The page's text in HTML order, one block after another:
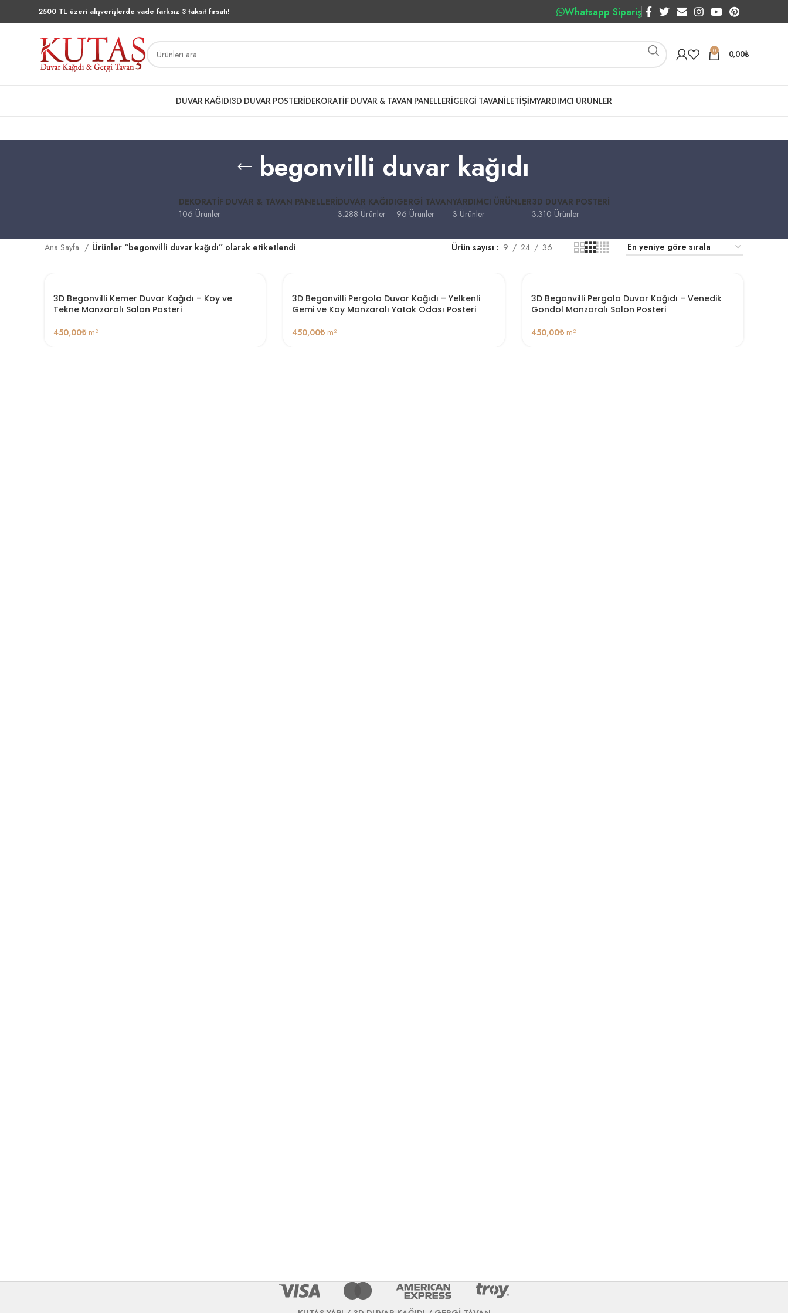
2500 TL üzeri alışverişlerde vade farksız 3 taksit fırsatı! Whatsapp Sipariş
0 0,00₺
DUVAR KAĞIDI3D DUVAR POSTERIDEKORATIF DUVAR & TAVAN PANELLERIGERGI TAVANİLETIŞIMYARDIMCI ÜRÜNLER
begonvilli duvar kağıdı
DEKORATIF DUVAR & TAVAN PANELLERI
106 Ürünler
DUVAR KAĞIDI
3.288 Ürünler
GERGI TAVAN
96 Ürünler
YARDIMCI ÜRÜNLER
3 Ürünler
3D DUVAR POSTERI
3.310 Ürünler
Ana Sayfa Ürünler “begonvilli duvar kağıdı” olarak etiketlendi Ürün sayısı 9 24 36
3D Begonvilli Kemer Duvar Kağıdı – Koy ve
Tekne Manzaralı Salon Posteri
450,00₺ m²
3D Begonvilli Pergola Duvar Kağıdı – Yelkenli
Gemi ve Koy Manzaralı Yatak Odası Posteri
450,00₺ m²
3D Begonvilli Pergola Duvar Kağıdı – Venedik
Gondol Manzaralı Salon Posteri
450,00₺m²